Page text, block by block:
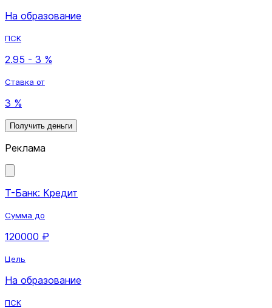
На образование
ПСК
2.95 - 3 %
Ставка от
3 %
Получить деньги
Реклама
Т-Банк: Кредит
Сумма до
120000 ₽
Цель
На образование
ПСК